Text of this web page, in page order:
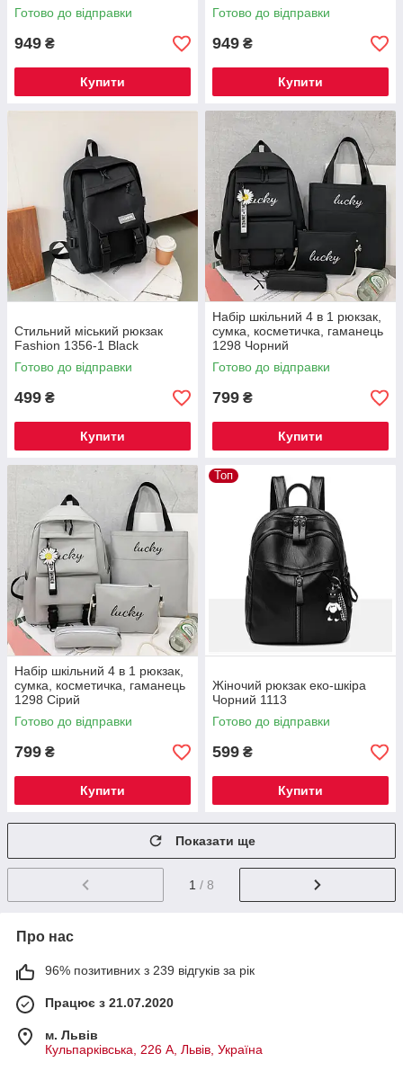
Готово до відправки
949 ₴
Купити
Готово до відправки
949 ₴
Купити
Стильний міський рюкзак
Fashion 1356-1 Black
Готово до відправки
499 ₴
Купити
Набір шкільний 4 в 1 рюкзак,
сумка, косметичка, гаманець
1298 Чорний
Готово до відправки
799 ₴
Купити
Набір шкільний 4 в 1 рюкзак,
сумка, косметичка, гаманець
1298 Сірий
Готово до відправки
799 ₴
Купити
Топ
Жіночий рюкзак еко-шкіра
Чорний 1113
Готово до відправки
599 ₴
Купити
Показати ще
1 / 8
Про нас
96% позитивних з 239 відгуків за рік
Працює з 21.07.2020
м. Львів
Кульпарківська, 226 А, Львів, Україна